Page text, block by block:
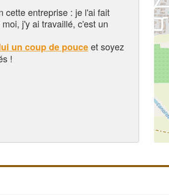
cette entreprise : je l'ai fait
j'y ai travaillé, c'est un
un coup de pouceet soyez
!